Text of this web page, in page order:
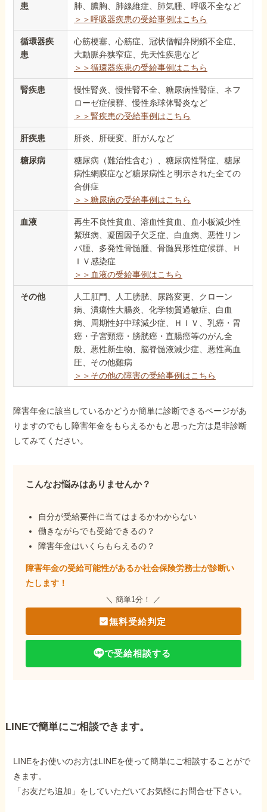
患
肺、膿胸、肺線維症、肺気腫、呼吸不全など
＞＞呼吸器疾患の受給事例はこちら
循環器疾
患
心筋梗塞、心筋症、冠状僧帽弁閉鎖不全症、
大動脈弁狭窄症、先天性疾患など
＞＞循環器疾患の受給事例はこちら
腎疾患
慢性腎炎、慢性腎不全、糖尿病性腎症、ネフ
ローゼ症候群、慢性糸球体腎炎など
＞＞腎疾患の受給事例はこちら
肝疾患 肝炎、肝硬変、肝がんなど
糖尿病
糖尿病（難治性含む）、糖尿病性腎症、糖尿
病性網膜症など糖尿病性と明示された全ての
合併症
＞＞糖尿病の受給事例はこちら
血液
再生不良性貧血、溶血性貧血、血小板減少性
紫班病、凝固因子欠乏症、白血病、悪性リン
パ腫、多発性骨髄腫、骨髄異形性症候群、Ｈ
ＩＶ感染症
＞＞血液の受給事例はこちら
その他
人工肛門、人工膀胱、尿路変更、クローン
病、潰瘍性大腸炎、化学物質過敏症、白血
病、周期性好中球減少症、ＨＩＶ、乳癌・胃
癌・子宮頸癌・膀胱癌・直腸癌等のがん全
般、悪性新生物、脳脊髄液減少症、悪性高血
圧、その他難病
＞＞その他の障害の受給事例はこちら
障害年金に該当しているかどうか簡単に診断できるページがあ
りますのでもし障害年金をもらえるかもと思った方は是非診断
してみてください。
こんなお悩みはありませんか？
自分が受給要件に当てはまるかわからない
働きながらでも受給できるの？
障害年金はいくらもらえるの？
障害年金の受給可能性があるか社会保険労務士が診断い
たします！
＼ 簡単1分！ ／
無料受給判定
で受給相談する
LINEで簡単にご相談できます。
LINEをお使いのお方はLINEを使って簡単にご相談することがで
きます。
「お友だち追加」をしていただいてお気軽にお問合せ下さい。